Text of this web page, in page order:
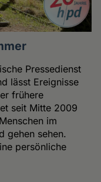
Pressedienst
lässt Ereignisse
frühere
seit Mitte 2009
im
gehen sehen.
persönliche